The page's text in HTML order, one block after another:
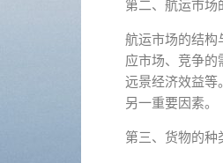
第二、航运市场
航运市场的结构
应市场、竞争的
远景经济效益等
另一重要因素。
第三、货物的种